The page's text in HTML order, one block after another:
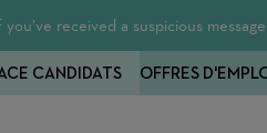
received a suspicious
CANDIDATS OFFRES